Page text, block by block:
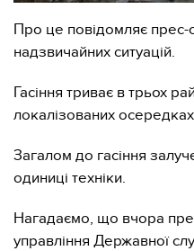
Про це повідомляє
надзвичайних ситуацій.
Гасіння триває в трьох
локалізованих
Загалом до гасіння
одиниці техніки.
Нагадаємо, що вчора
управління Державної